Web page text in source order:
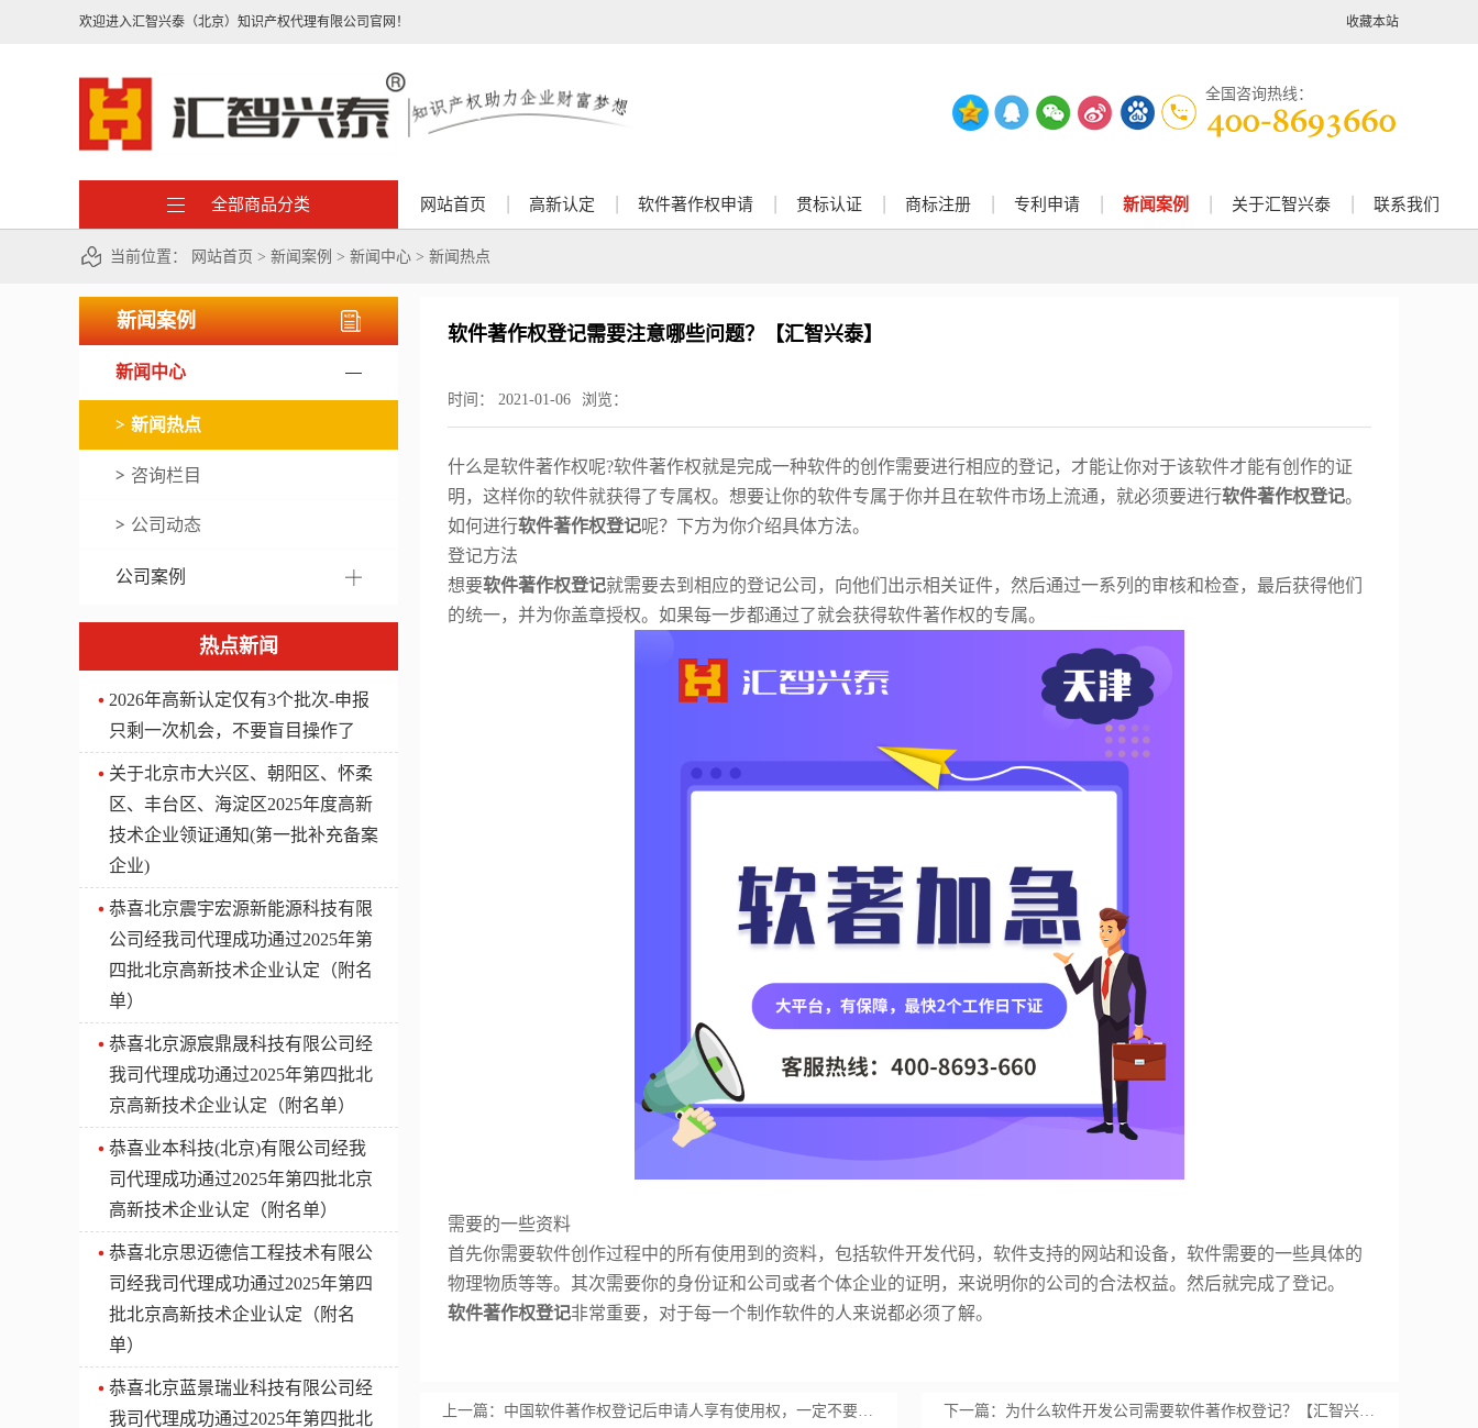
欢迎进入汇智兴泰（北京）知识产权代理有限公司官网！ 收藏本站
全国咨询热线：
全部商品分类 网站首页 高新认定 软件著作权申请 贯标认证 商标注册 专利申请 新闻案例 关于汇智兴泰 联系我们
当前位置： 网站首页 > 新闻案例 > 新闻中心 > 新闻热点
新闻案例
新闻中心
新闻热点
咨询栏目
公司动态
公司案例
热点新闻
2026年高新认定仅有3个批次-申报
只剩一次机会，不要盲目操作了
关于北京市大兴区、朝阳区、怀柔
区、丰台区、海淀区2025年度高新
技术企业领证通知(第一批补充备案
企业)
​恭喜北京震宇宏源新能源科技有限
公司经我司代理成功通过2025年第
四批北京高新技术企业认定（附名
单）
​恭喜北京源宸鼎晟科技有限公司经
我司代理成功通过2025年第四批北
京高新技术企业认定（附名单）
​恭喜业本科技(北京)有限公司经我
司代理成功通过2025年第四批北京
高新技术企业认定（附名单）
​恭喜北京思迈德信工程技术有限公
司经我司代理成功通过2025年第四
批北京高新技术企业认定（附名
单）
​恭喜北京蓝景瑞业科技有限公司经
我司代理成功通过2025年第四批北
软件著作权登记需要注意哪些问题？【汇智兴泰】
时间： 2021-01-06 浏览：
什么是软件著作权呢?软件著作权就是完成一种软件的创作需要进行相应的登记，才能让你对于该软件才能有创作的证
明，这样你的软件就获得了专属权。想要让你的软件专属于你并且在软件市场上流通，就必须要进行软件著作权登记。
如何进行软件著作权登记呢？下方为你介绍具体方法。
登记方法
想要软件著作权登记就需要去到相应的登记公司，向他们出示相关证件，然后通过一系列的审核和检查，最后获得他们
的统一，并为你盖章授权。如果每一步都通过了就会获得软件著作权的专属。
需要的一些资料
首先你需要软件创作过程中的所有使用到的资料，包括软件开发代码，软件支持的网站和设备，软件需要的一些具体的
物理物质等等。其次需要你的身份证和公司或者个体企业的证明，来说明你的公司的合法权益。然后就完成了登记。
软件著作权登记非常重要，对于每一个制作软件的人来说都必须了解。
上一篇： 中国软件著作权登记后申请人享有使用权，一定不要忘了！【汇智兴泰】 下一篇： 为什么软件开发公司需要软件著作权登记？【汇智兴泰】